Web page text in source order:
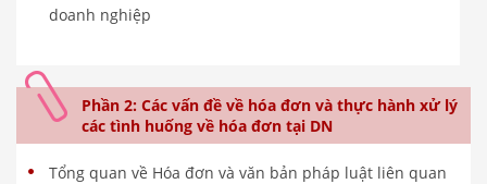
doanh nghiệp
Phần 2: Các vấn đề về hóa đơn và thực hành xử lý
các tình huống về hóa đơn tại DN
Tổng quan về Hóa đơn và văn bản pháp luật liên quan